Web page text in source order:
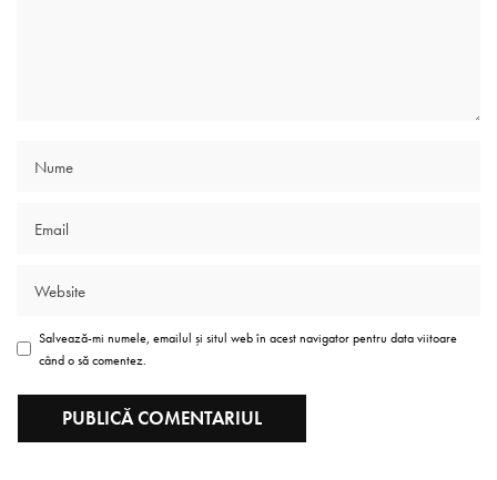
Salvează-mi numele, emailul și situl web în acest navigator pentru data viitoare
când o să comentez.